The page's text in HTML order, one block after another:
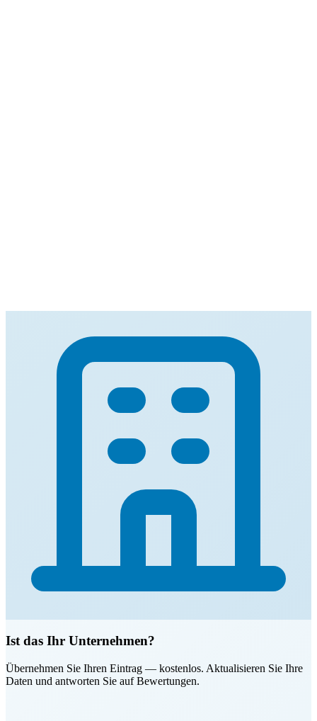
Ist das Ihr Unternehmen?
Übernehmen Sie Ihren Eintrag — kostenlos. Aktualisieren Sie Ihre
Daten und antworten Sie auf Bewertungen.